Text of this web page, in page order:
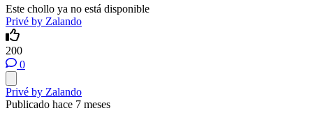
Este chollo ya no está disponible
Privé by Zalando
200
0
Privé by Zalando
Publicado hace 7 meses